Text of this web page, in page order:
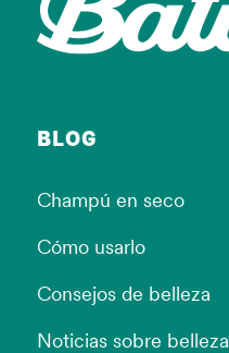
BLOG
Champú en seco
Cómo usarlo
Consejos de belleza
Noticias sobre belleza